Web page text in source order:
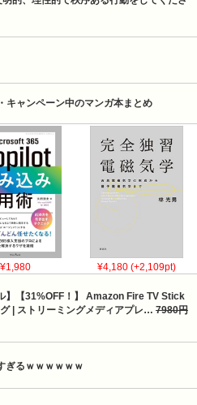
キャンペーン中のマンガ本まとめ
¥1,980 ¥4,180 (+2,109pt)
】【31%OFF！】 Amazon Fire TV Stick
| ストリーミングメディアプレ… 7980円
ぎるｗｗｗｗｗｗ